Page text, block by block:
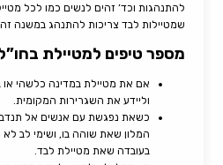
להתנהגות וכד’ זהים לנשים כמו לכל
שמטיילות לבד צריכות להתנהג במשנה
מספר טיפים למטיילת
אם את מטיילת במדינה כלשהי או
וליידע את השגרירות המקומית.
כשאת נפגשת עם אנשים אל
המלון שאת שוהה בו, ושימי לב
בעובדה שאת מטיילת לבד.